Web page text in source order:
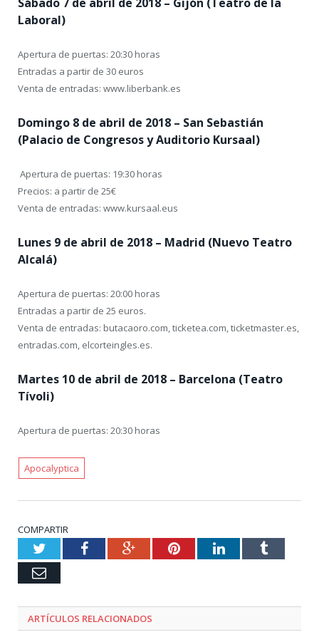
Laboral)
Apertura de puertas: 20:30 horas
Entradas a partir de 30 euros
Venta de entradas: www.liberbank.es
Domingo 8 de abril de 2018 – San Sebastián
(Palacio de Congresos y Auditorio Kursaal)
Apertura de puertas: 19:30 horas
Precios: a partir de 25€
Venta de entradas: www.kursaal.eus
Lunes 9 de abril de 2018 – Madrid (Nuevo Teatro
Alcalá)
Apertura de puertas: 20:00 horas
Entradas a partir de 25 euros.
Venta de entradas: butacaoro.com, ticketea.com, ticketmaster.es,
entradas.com, elcorteingles.es.
Martes 10 de abril de 2018 – Barcelona (Teatro
Tívoli)
Apertura de puertas: 20:30 horas
Apocalyptica
COMPARTIR
TwitterFacebookGoogle+PinterestLinkedInTumblr
Email
ARTÍCULOS RELACIONADOS